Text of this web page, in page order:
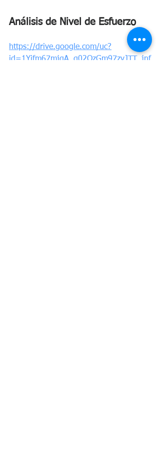
Análisis de Nivel de Esfuerzo
https://drive.google.com/uc?
id=1Yifm67mjgA_g02QzGm97zvJTT_jnf